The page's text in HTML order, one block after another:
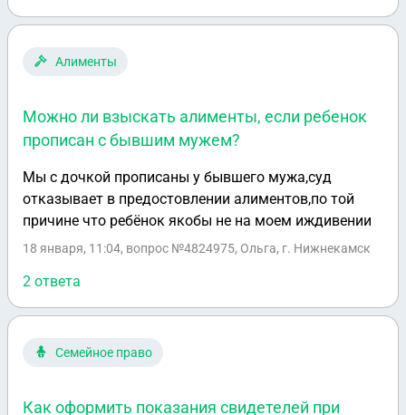
давала. Квартира числилась пустой. При рождении
подала в суд чтоб выписать меня и ребёнка из
квартиры. Сами сейчас проживаем в старом доме.
Алименты
Можно ли взыскать алименты, если ребенок
прописан с бывшим мужем?
Мы с дочкой прописаны у бывшего мужа,суд
отказывает в предостовлении алиментов,по той
причине что ребёнок якобы не на моем иждивении
18 января, 11:04, вопрос №4824975, Ольга, г. Нижнекамск
2 ответа
Семейное право
Как оформить показания свидетелей при